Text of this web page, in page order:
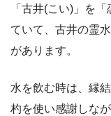
「古井(こい)」を
ていて、古井の霊
があります。
水を飲む時は、縁
杓を使い感謝しな